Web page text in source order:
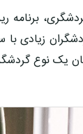
زیادی
یک نوع